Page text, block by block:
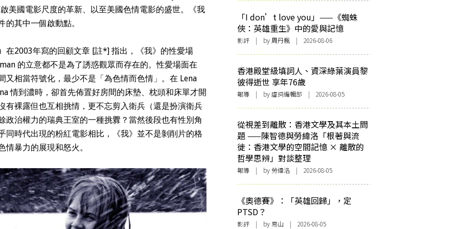
美國電影尺度的革新、以至美國色情電影的盛世。《我
其中一個啟動點。
在2003年寫的回顧文章 [註*] 指出，《我》的性愛場
的立意都不是為了誘惑觀眾而存在的。性愛場面在
又相當符號化，最少不是「為色情而色情」。在 Lena
情到濃時，卻首先佈置好房間的床墊、枕頭和床單才開
有裸露但也互相挑情，更不忘剪入衛兵（還是扮演衛兵
政治權力的瑞典王室的一種挑釁？當然後段也有性別角
同時代出現的粉紅電影相比，《我》並不是剝削片的格
暴力的展現和怒火。
「I don’t love you」——《蜘蛛
俠：英雄重生》中的愛與記憶
影評 | by 周丹楓 | 2026-08-06
香港殿堂級填詞人、資深綠葉演員黎
彼得逝世 享年76歲
報導 | by 虛詞編輯部 | 2026-08-05
從視差到離散：香港文學及其本土問
題 ——陳智德與勞緯洛「根著與流
徙：香港文學的空間記憶 × 離散的
哲學思辨」對談整理
報導 | by 勞緯洛 | 2026-08-05
《奧德賽》：「英雄回歸」，定
PTSD？
影評 | by 易山 | 2026-08-05